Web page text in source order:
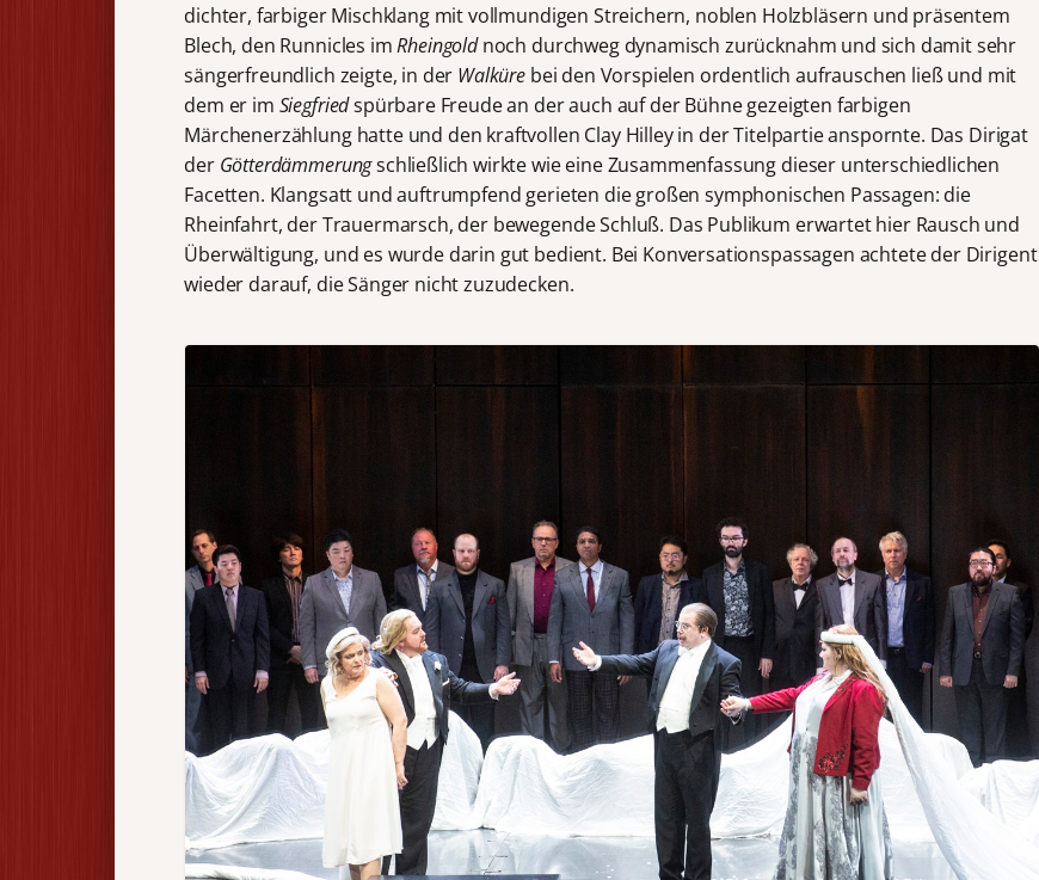
dichter, farbiger Mischklang mit vollmundigen Streichern, noblen Holzbläsern und präsentem
Blech, den Runnicles imRheingoldnoch durchweg dynamisch zurücknahm und sich damit sehr
sängerfreundlich zeigte, in der Walküre bei den Vorspielen ordentlich aufrauschen ließ und mit
dem er im Siegfriedspürbare Freude an der auch auf der Bühne gezeigten farbigen
Märchenerzählung hatte und den kraftvollen Clay Hilley in der Titelpartie anspornte. Das Dirigat
der Götterdämmerungschließlich wirkte wie eine Zusammenfassung dieser unterschiedlichen
Facetten. Klangsatt und auftrumpfend gerieten die großen symphonischen Passagen: die
Rheinfahrt, der Trauermarsch, der bewegende Schluß. Das Publikum erwartet hier Rausch und
Überwältigung, und es wurde darin gut bedient. Bei Konversationspassagen achtete der Dirigent
wieder darauf, die Sänger nicht zuzudecken.